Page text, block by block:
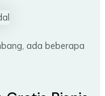
ada beberapa